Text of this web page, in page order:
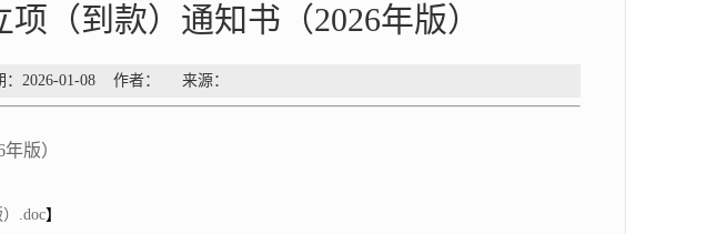
（到款）通知书（2026年版）
：2026-01-08 作者： 来源：
版）
.doc】